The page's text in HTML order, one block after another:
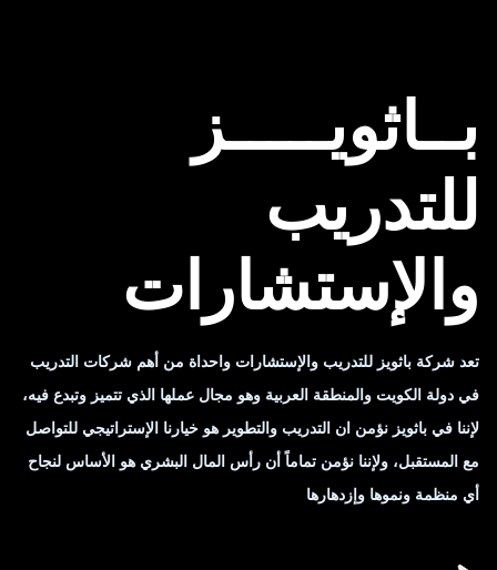
بــاثويـــــز
للتدريب
والإستشارات
تعد شركة باثويز للتدريب والإستشارات واحداة من أهم شركات التدريب
في دولة الكويت والمنطقة العربية وهو مجال عملها الذي تتميز وتبدع فيه،
لإننا في باثويز نؤمن ان التدريب والتطوير هو خيارنا الإستراتيجي للتواصل
مع المستقبل، ولإننا نؤمن تماماً أن رأس المال البشري هو الأساس لنجاح
أي منظمة ونموها وإزدهارها